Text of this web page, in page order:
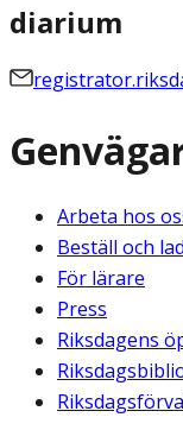
diarium
Arbeta hos
Beställ och
För lärare
Press
Riksdagens